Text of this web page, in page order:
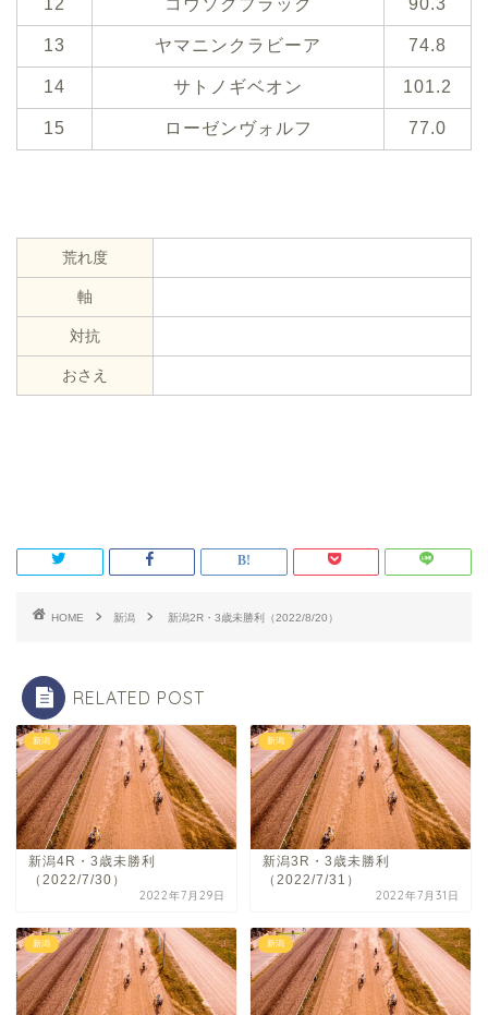
12 コウソクブラック 90.3
13 ヤマニンクラビーア 74.8
14 サトノギベオン 101.2
15 ローゼンヴォルフ 77.0
荒れ度
軸
対抗
おさえ
HOME 新潟 新潟2R・3歳未勝利（2022/8/20）
RELATED POST
新潟
新潟4R・3歳未勝利
（2022/7/30）
2022年7月29日
新潟
新潟3R・3歳未勝利
（2022/7/31）
2022年7月31日
新潟 新潟